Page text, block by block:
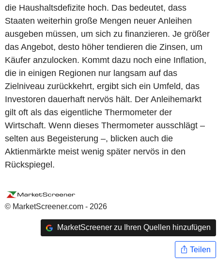
die Haushaltsdefizite hoch. Das bedeutet, dass
Staaten weiterhin große Mengen neuer Anleihen
ausgeben müssen, um sich zu finanzieren. Je größer
das Angebot, desto höher tendieren die Zinsen, um
Käufer anzulocken. Kommt dazu noch eine Inflation,
die in einigen Regionen nur langsam auf das
Zielniveau zurückkehrt, ergibt sich ein Umfeld, das
Investoren dauerhaft nervös hält. Der Anleihemarkt
gilt oft als das eigentliche Thermometer der
Wirtschaft. Wenn dieses Thermometer ausschlägt –
selten aus Begeisterung –, blicken auch die
Aktienmärkte meist wenig später nervös in den
Rückspiegel.
© MarketScreener.com - 2026
MarketScreener zu Ihren Quellen hinzufügen
Teilen